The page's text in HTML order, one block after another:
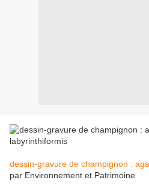
dessin-gravure de champignon :
par Environnement et Patrimoine